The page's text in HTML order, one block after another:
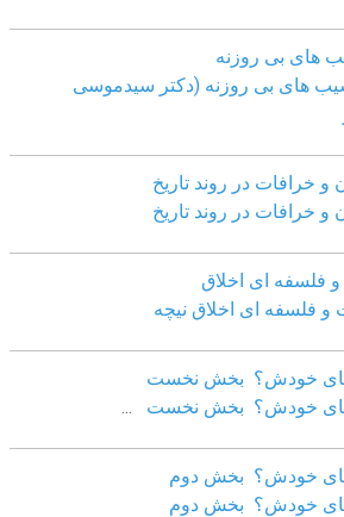
های بی روزنه
های بی روزنه (دکتر سیدموسی
خرافات در روند تاریخ
خرافات در روند تاریخ
فلسفه ای اخلاق
فلسفه ای اخلاق نیچه
های خودش؟ بخش نخست
های خودش؟ بخش نخست
های خودش؟ بخش دوم
های خودش؟ بخش دوم